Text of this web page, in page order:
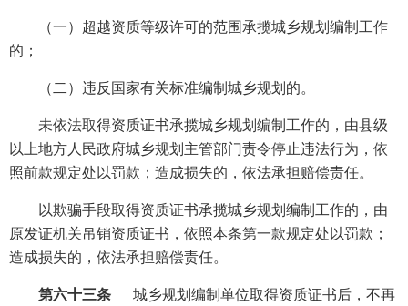
（一）超越资质等级许可的范围承揽城乡规划编制工作
的；
（二）违反国家有关标准编制城乡规划的。
未依法取得资质证书承揽城乡规划编制工作的，由县级
以上地方人民政府城乡规划主管部门责令停止违法行为，依
照前款规定处以罚款；造成损失的，依法承担赔偿责任。
以欺骗手段取得资质证书承揽城乡规划编制工作的，由
原发证机关吊销资质证书，依照本条第一款规定处以罚款；
造成损失的，依法承担赔偿责任。
第六十三条
城乡规划编制单位取得资质证书后，不再